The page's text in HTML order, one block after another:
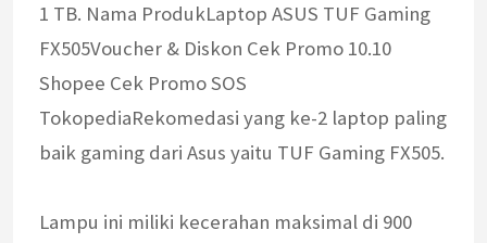
1 TB. Nama ProdukLaptop ASUS TUF Gaming
FX505Voucher & Diskon Cek Promo 10.10
Shopee Cek Promo SOS
TokopediaRekomedasi yang ke-2 laptop paling
baik gaming dari Asus yaitu TUF Gaming FX505.
Lampu ini miliki kecerahan maksimal di 900